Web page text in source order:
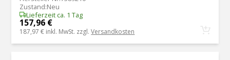
Zustand:Neu
Lieferzeit ca. 1 Tag
157,96 €
187,97 € inkl. MwSt. zzgl.Versandkosten